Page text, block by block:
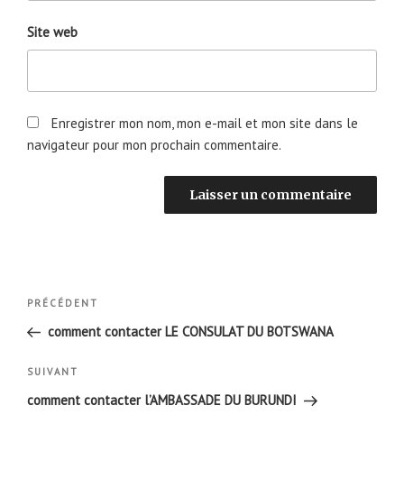
Site web
Enregistrer mon nom, mon e-mail et mon site dans le
navigateur pour mon prochain commentaire.
Navigation
l’article
Article
précédent
PRÉCÉDENT
comment contacter LE CONSULAT DU BOTSWANA
Article
suivant
SUIVANT
comment contacter l’AMBASSADE DU BURUNDI